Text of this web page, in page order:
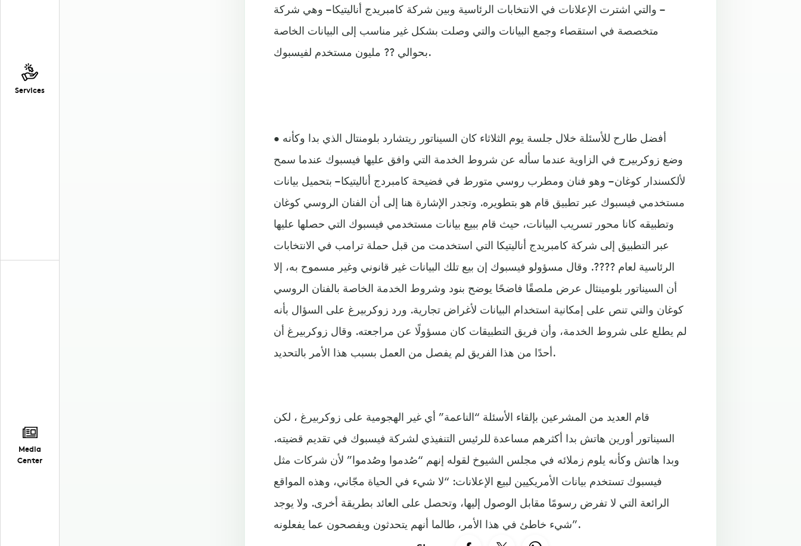
Services
Media
Center
– والتي اشترت الإعلانات في الانتخابات الرئاسية وبين شركة كامبريدج أناليتيكا – وهي شركة
متخصصة في استقصاء وجمع البيانات والتي وصلت بشكل غير مناسب إلى البيانات الخاصة
بحوالي ?? مليون مستخدم لفيسبوك.
• أفضل طارح للأسئلة خلال جلسة يوم الثلاثاء كان السيناتور ريتشارد بلومنتال الذي بدا وكأنه
وضع زوكربيرج في الزاوية عندما سأله عن شروط الخدمة التي وافق عليها فيسبوك عندما سمح
لألكسندار كوغان – وهو فنان ومطرب روسي متورط في فضيحة كامبردج أناليتيكا – بتحميل بيانات
مستخدمي فيسبوك عبر تطبيق قام هو بتطويره. وتجدر الإشارة هنا إلى أن الفنان الروسي كوغان
وتطبيقه كانا محور تسريب البيانات، حيث قام ببيع بيانات مستخدمي فيسبوك التي حصلها عليها
عبر التطبيق إلى شركة كامبريدج أناليتيكا التي استخدمت من قبل حملة ترامب في الانتخابات
الرئاسية لعام ????. وقال مسؤولو فيسبوك إن بيع تلك البيانات غير قانوني وغير مسموح به، إلا
أن السيناتور بلومينثال عرض ملصقًا فاضحًا يوضح بنود وشروط الخدمة الخاصة بالفنان الروسي
كوغان والتي تنص على إمكانية استخدام البيانات لأغراض تجارية. ورد زوكربيرغ على السؤال بأنه
لم يطلع على شروط الخدمة، وأن فريق التطبيقات كان مسؤولًا عن مراجعته. وقال زوكربيرغ أن
أحدًا من هذا الفريق لم يفصل من العمل بسبب هذا الأمر بالتحديد.
قام العديد من المشرعين بإلقاء الأسئلة “الناعمة” أي غير الهجومية على زوكربيرغ ، لكن
السيناتور أورين هاتش بدا أكثرهم مساعدة للرئيس التنفيذي لشركة فيسبوك في تقديم قضيته.
وبدا هاتش وكأنه يلوم زملائه في مجلس الشيوخ لقوله إنهم “صُدموا وصُدموا” لأن شركات مثل
فيسبوك تستخدم بيانات الأمريكيين لبيع الإعلانات: “لا شيء في الحياة مجّاني، وهذه المواقع
الرائعة التي لا تفرض رسومًا مقابل الوصول إليها، وتحصل على العائد بطريقة أخرى. ولا يوجد
شيء خاطئ في هذا الأمر، طالما أنهم يتحدثون ويفصحون عما يفعلونه”.